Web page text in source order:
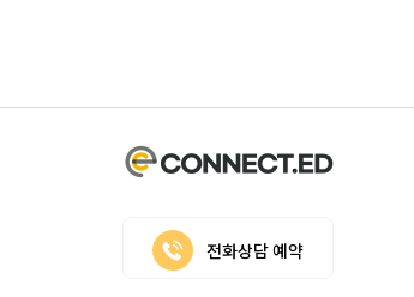
전화상담 예약